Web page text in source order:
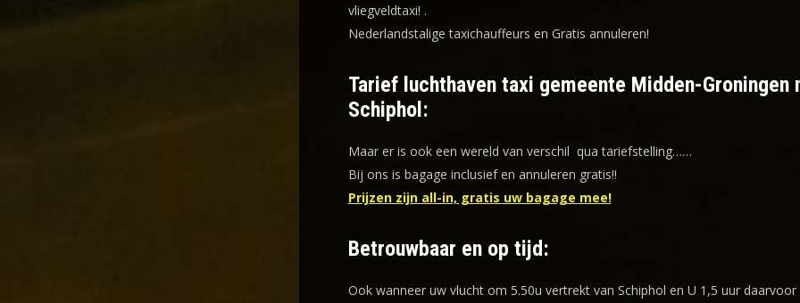
vliegveldtaxi! .
Nederlandstalige taxichauffeurs en Gratis annuleren!
Tarief luchthaven taxi gemeente Midden-Groningen
Schiphol:
Maar er is ook een wereld van verschil qua tariefstelling……
Bij ons is bagage inclusief en annuleren gratis!!
Prijzen zijn all-in, gratis uw bagage mee!
Betrouwbaar en op tijd:
Ook wanneer uw vlucht om 5.50u vertrekt van Schiphol en U 1,5 uur daarvoor